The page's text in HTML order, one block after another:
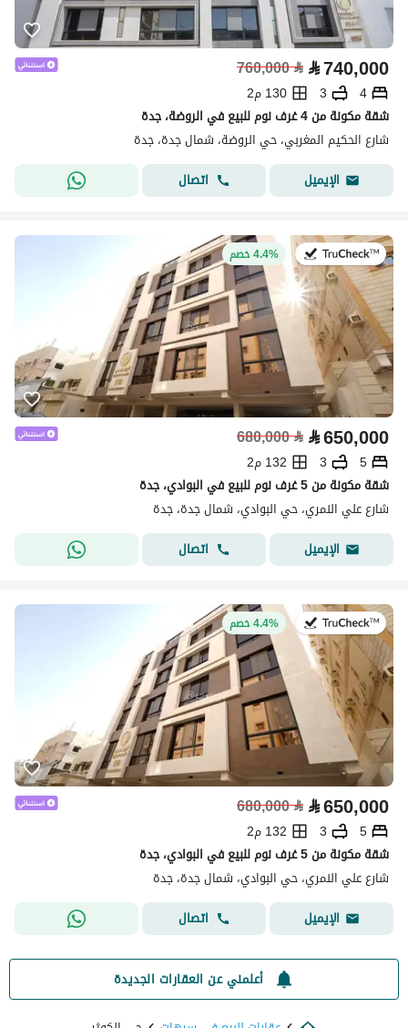
⃁740,000
⃁
760,000
4
3
130 م2
شقة مكونة من 4 غرف نوم للبيع في الروضة، جدة
شارع الحكيم المغربي، حي الروضة، شمال جدة، جدة
الإيميل
اتصال
في:12 يوليو 20264.4% خصم
⃁650,000
⃁
680,000
5
3
132 م2
شقة مكونة من 5 غرف نوم للبيع في البوادي، جدة
شارع علي النمري، حي البوادي، شمال جدة، جدة
الإيميل
اتصال
في:22 يوليو 20264.4% خصم
⃁650,000
⃁
680,000
5
3
132 م2
شقة مكونة من 5 غرف نوم للبيع في البوادي، جدة
شارع علي النمري، حي البوادي، شمال جدة، جدة
الإيميل
اتصال
أعلمني عن العقارات الجديدة